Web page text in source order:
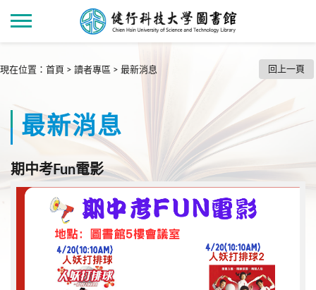
現在位置 ： 首頁 > 讀者專區 > 最新消息 回上一頁
最新消息
期中考Fun電影